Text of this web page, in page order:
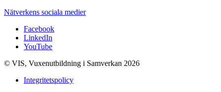
Nätverkens sociala medier
Facebook
LinkedIn
YouTube
© VIS, Vuxenutbildning i Samverkan 2026
Integritetspolicy